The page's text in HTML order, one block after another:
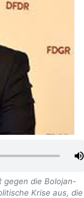
gegen die Bolojan-
Krise aus, die